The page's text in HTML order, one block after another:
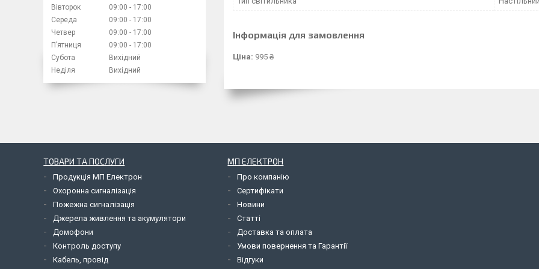
Інформація для замовлення
Ціна: 995 ₴
Вівторок 09:00
17:00
Середа
09:00
17:00
Четвер
09:00
17:00
Пʼятниця
09:00
17:00
Субота
Вихідний
Неділя
Вихідний
ТОВАРИ ТА ПОСЛУГИ
Продукція МП Електрон
Охоронна сигналізація
Пожежна сигналізація
Джерела живлення та акумулятори
Домофони
Контроль доступу
Кабель, провід
МП ЕЛЕКТРОН
Про компанію
Сертифікати
Новини
Статті
Доставка та оплата
Умови повернення та Гарантії
Відгуки